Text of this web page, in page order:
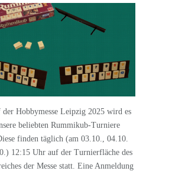
der Hobbymesse Leipzig 2025 wird es
beliebten Rummikub-Turniere
finden täglich (am 03.10., 04.10.
12:15 Uhr auf der Turnierfläche des
der Messe statt. Eine Anmeldung